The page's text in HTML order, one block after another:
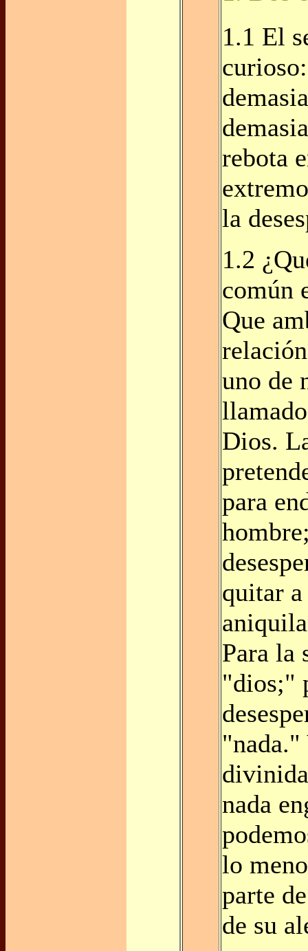
1.1 El
rebota
la
1.2
común
Que
uno de
Dios.
para
quitar
Para la
"dios;"
"nada."
nada
lo
parte
de su